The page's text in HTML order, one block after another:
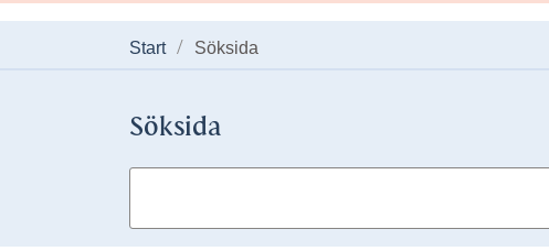
Start Söksida
Söksida